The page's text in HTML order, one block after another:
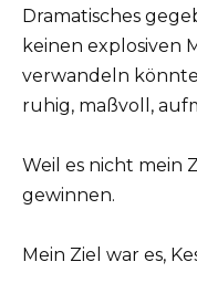
Dramatisches
keinen explosiven
verwandeln könnte
ruhig, maßvoll,
Weil es nicht mein
gewinnen.
Mein Ziel war es,